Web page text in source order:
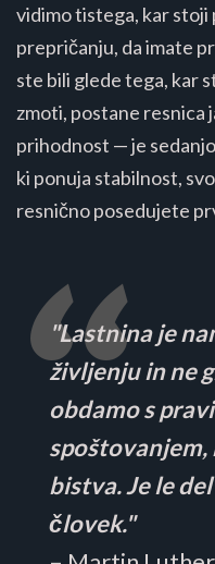
vidimo tistega, kar stoji
prepričanju, da imate
ste bili glede tega, kar
zmoti, postane resnica
prihodnost — je
ki ponuja stabilnost,
resnično posedujete
"Lastnina je
življenju in ne
obdamo s
spoštovanjem,
bistva. Je le
človek."